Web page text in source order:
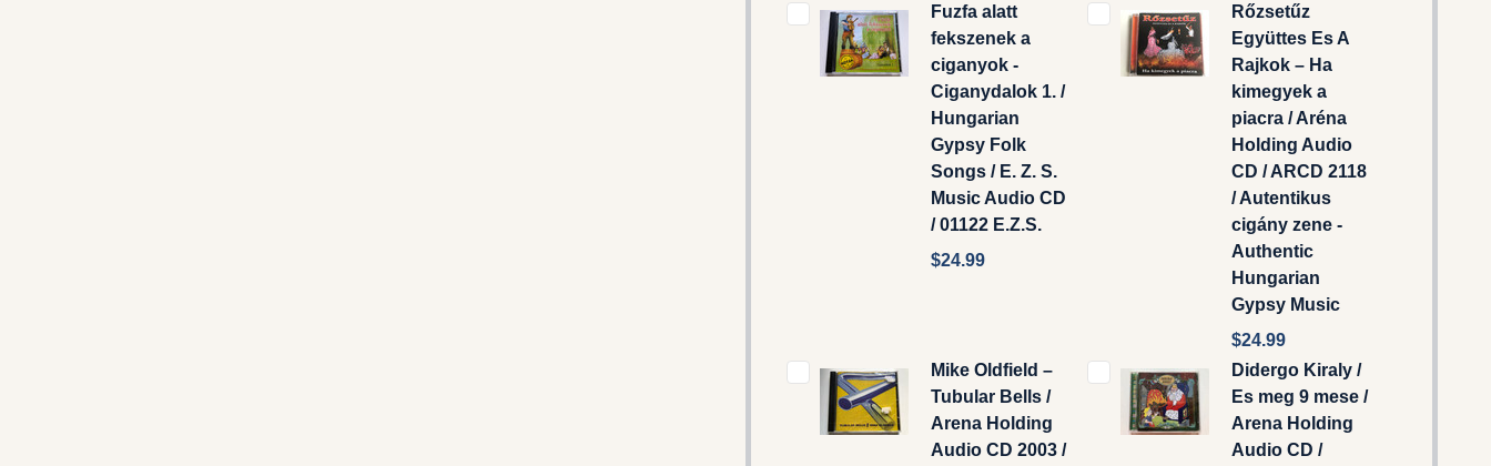
Fuzfa alatt
fekszenek a
ciganyok -
Ciganydalok 1. /
Hungarian
Gypsy Folk
Songs / E. Z. S.
Music Audio CD
/ 01122 E.Z.S.
$24.99
Rőzsetűz
Együttes Es A
Rajkok ‎– Ha
kimegyek a
piacra / Aréna
Holding ‎Audio
CD / ARCD 2118
/ Autentikus
cigány zene -
Authentic
Hungarian
Gypsy Music
$24.99
Mike Oldfield –
Tubular Bells /
Arena Holding
Audio CD 2003 /
Didergo Kiraly /
Es meg 9 mese /
Arena Holding
Audio CD /